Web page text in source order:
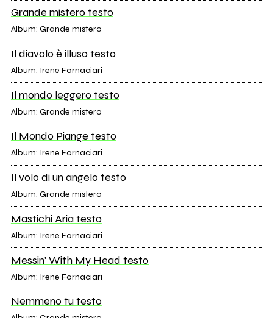
Grande mistero testo
Album: Grande mistero
Il diavolo è illuso testo
Album: Irene Fornaciari
Il mondo leggero testo
Album: Grande mistero
Il Mondo Piange testo
Album: Irene Fornaciari
Il volo di un angelo testo
Album: Grande mistero
Mastichi Aria testo
Album: Irene Fornaciari
Messin' With My Head testo
Album: Irene Fornaciari
Nemmeno tu testo